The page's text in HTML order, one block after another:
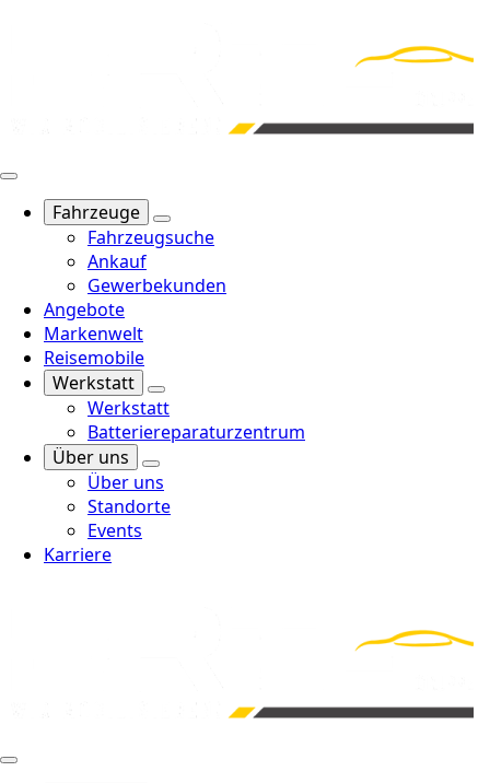
Fahrzeuge
Fahrzeugsuche
Ankauf
Gewerbekunden
Angebote
Markenwelt
Reisemobile
Werkstatt
Werkstatt
Batteriereparaturzentrum
Über uns
Über uns
Standorte
Events
Karriere